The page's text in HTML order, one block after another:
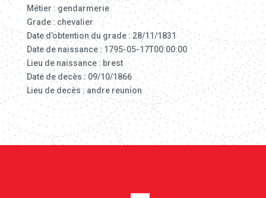
Métier : gendarmerie
Grade : chevalier
Date d’obtention du grade : 28/11/1831
Date de naissance : 1795-05-17T00:00:00
Lieu de naissance : brest
Date de decès : 09/10/1866
Lieu de decès : andre reunion